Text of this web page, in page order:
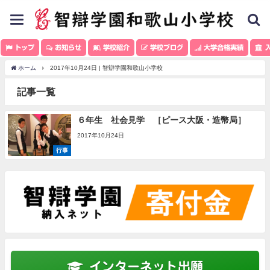
toggle
navigation
トップ お知らせ 学校紹介 学校ブログ 大学合格実績
ホーム 2017年10月24日 | 智辯学園和歌山小学校
記事一覧
行事
６年生 社会見学 ［ピース大阪・造幣局］
2017年10月24日
インターネット出願